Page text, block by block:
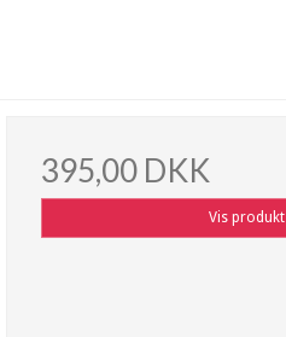
395,00 DKK
Vis produkt